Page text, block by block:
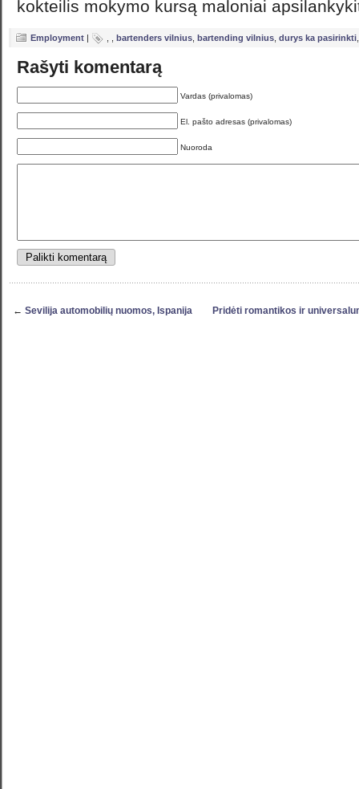
kokteilis mokymo kursą maloniai
Employment | bartenders vilnius bartending vilnius durys ka pasirinkti
Rašyti komentarą
Vardas (privalomas)
El. pašto adresas (privalomas)
Nuoroda
← Sevilija automobilių nuomos, Ispanija Pridėti romantikos ir